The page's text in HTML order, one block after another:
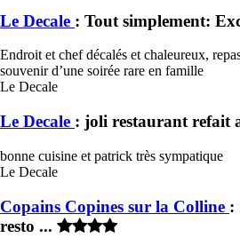
Le Decale : Tout simplement:
Endroit et chef décalés et chaleureux,
souvenir d’une soirée rare en famille
Le Decale
Le Decale : joli restaurant refait
bonne cuisine et patrick très sympatique
Le Decale
Copains Copines sur la Colline :
resto ...